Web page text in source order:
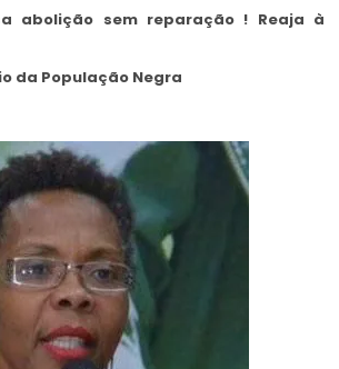
abolição sem reparação ! Reaja à
da População Negra